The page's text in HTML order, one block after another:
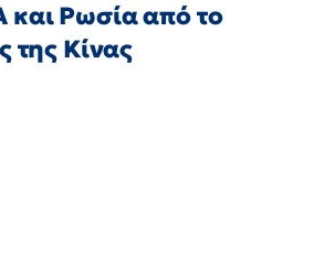
Ρωσία από το
της Κίνας